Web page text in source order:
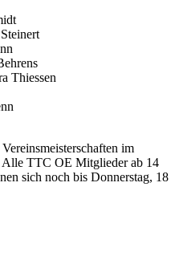
Thiessen
im
Alle TTC OE Mitglieder ab 14
sich noch bis Donnerstag, 18